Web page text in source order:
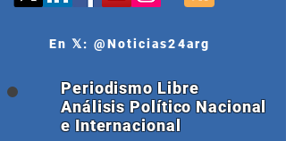
En 𝕏: @Noticias24arg
Periodismo Libre
Análisis Político Nacional
e Internacional